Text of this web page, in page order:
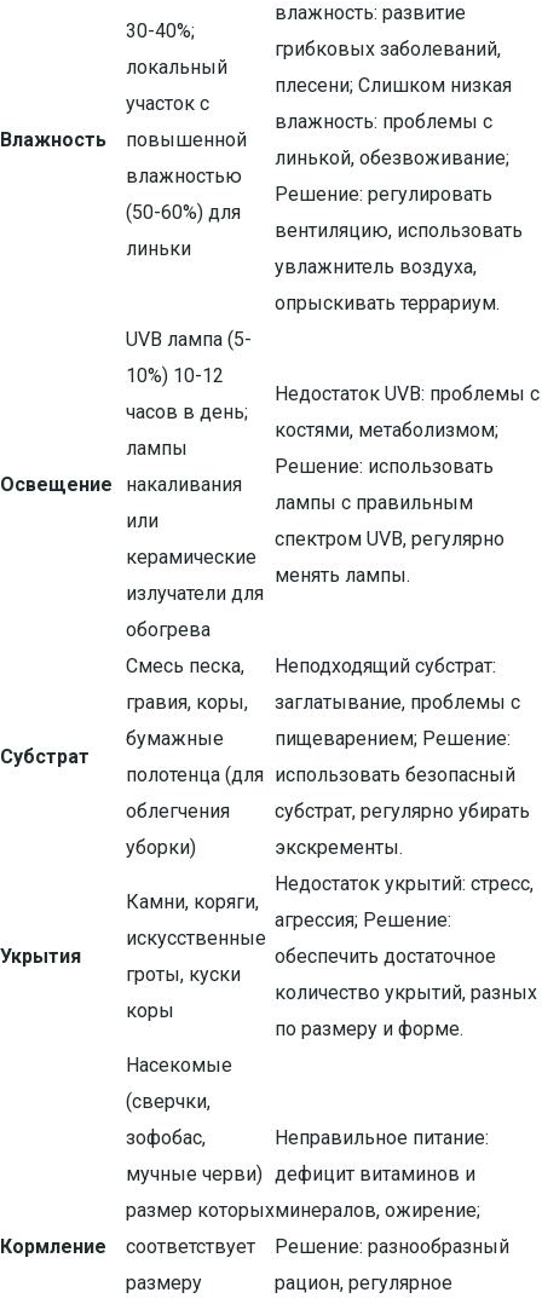
Влажность
30-40%;
локальный
участок с
повышенной
влажностью
(50-60%) для
линьки
влажность: развитие
грибковых заболеваний,
плесени; Слишком низкая
влажность: проблемы с
линькой, обезвоживание;
Решение: регулировать
вентиляцию, использовать
увлажнитель воздуха,
опрыскивать террариум.
Освещение
UVB лампа (5-
10%) 10-12
часов в день;
лампы
накаливания
или
керамические
излучатели для
обогрева
Недостаток UVB: проблемы с
костями, метаболизмом;
Решение: использовать
лампы с правильным
спектром UVB, регулярно
менять лампы.
Субстрат
Смесь песка,
гравия, коры,
бумажные
полотенца (для
облегчения
уборки)
Неподходящий субстрат:
заглатывание, проблемы с
пищеварением; Решение:
использовать безопасный
субстрат, регулярно убирать
экскременты.
Укрытия
Камни, коряги,
искусственные
гроты, куски
коры
Недостаток укрытий: стресс,
агрессия; Решение:
обеспечить достаточное
количество укрытий, разных
по размеру и форме.
Кормление
Насекомые
(сверчки,
зофобас,
мучные черви)
размер которых
соответствует
размеру
Неправильное питание:
дефицит витаминов и
минералов, ожирение;
Решение: разнообразный
рацион, регулярное